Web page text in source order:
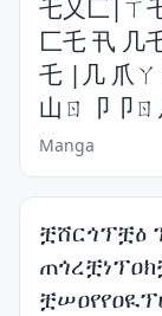
乇乂匚|ㄒ
匚乇 卂 几
乇 |几 爪
山ㄖ卩卩
Manga
ቿሸርጎፕቿዕ